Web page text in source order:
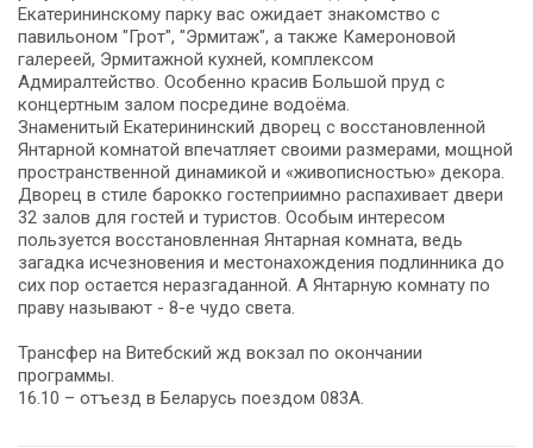
Екатерининскому парку вас ожидает знакомство с
павильоном "Грот", "Эрмитаж", а также Камероновой
галереей, Эрмитажной кухней, комплексом
Адмиралтейство. Особенно красив Большой пруд с
концертным залом посредине водоёма.
Знаменитый Екатерининский дворец с восстановленной
Янтарной комнатой впечатляет своими размерами, мощной
пространственной динамикой и «живописностью» декора.
Дворец в стиле барокко гостеприимно распахивает двери
32 залов для гостей и туристов. Особым интересом
пользуется восстановленная Янтарная комната, ведь
загадка исчезновения и местонахождения подлинника до
сих пор остается неразгаданной. А Янтарную комнату по
праву называют - 8-е чудо света.
Трансфер на Витебский жд вокзал по окончании
программы.
16.10 – отъезд в Беларусь поездом 083А.